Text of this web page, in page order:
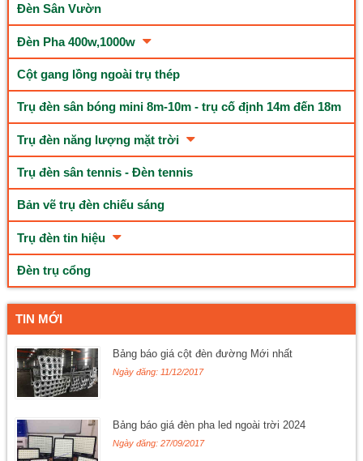
Đèn Sân Vườn
Đèn Pha 400w,1000w
Cột gang lồng ngoài trụ thép
Trụ đèn sân bóng mini 8m-10m - trụ cố định 14m đến 18m
Trụ đèn năng lượng mặt trời
Trụ đèn sân tennis - Đèn tennis
Bản vẽ trụ đèn chiếu sáng
Trụ đèn tin hiệu
Đèn trụ cổng
TIN MỚI
Bảng báo giá cột đèn đường Mới nhất
Ngày đăng: 11/12/2017
Bảng báo giá đèn pha led ngoài trời 2024
Ngày đăng: 27/09/2017